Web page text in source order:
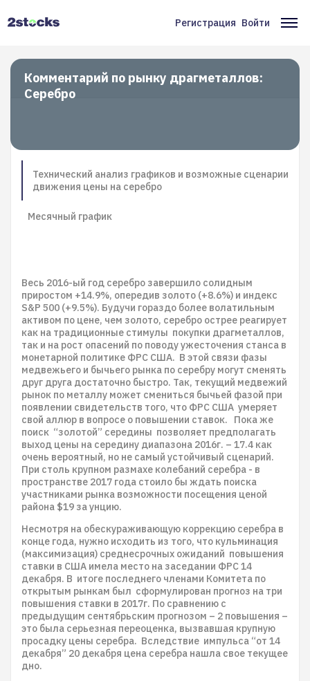
Меню
учётной
записи
Регистрация Войти
Комментарий по рынку драгметаллов:
Серебро
Технический анализ графиков и возможные сценарии
движения цены на серебро
Месячный график
Весь 2016-ый год серебро завершило солидным
приростом +14.9%, опередив золото (+8.6%) и индекс
S&P 500 (+9.5%). Будучи гораздо более волатильным
активом по цене, чем золото, серебро острее реагирует
как на традиционные стимулы покупки драгметаллов,
так и на рост опасений по поводу ужесточения станса в
монетарной политике ФРС США. В этой связи фазы
медвежьего и бычьего рынка по серебру могут сменять
друг друга достаточно быстро. Так, текущий медвежий
рынок по металлу может смениться бычьей фазой при
появлении свидетельств того, что ФРС США умеряет
свой аллюр в вопросе о повышении ставок. Пока же
поиск “золотой” середины позволяет предполагать
выход цены на середину диапазона 2016г. – 17.4 как
очень вероятный, но не самый устойчивый сценарий.
При столь крупном размахе колебаний серебра - в
пространстве 2017 года стоило бы ждать поиска
участниками рынка возможности посещения ценой
района $19 за унцию.
Несмотря на обескураживающую коррекцию серебра в
конце года, нужно исходить из того, что кульминация
(максимизация) среднесрочных ожиданий повышения
ставки в США имела место на заседании ФРС 14
декабря. В итоге последнего членами Комитета по
открытым рынкам был сформулирован прогноз на три
повышения ставки в 2017г. По сравнению с
предыдущим сентябрьским прогнозом – 2 повышения –
это была серьезная переоценка, вызвавшая крупную
просадку цены серебра. Вследствие импульса “от 14
декабря” 20 декабря цена серебра нашла свое текущее
дно.